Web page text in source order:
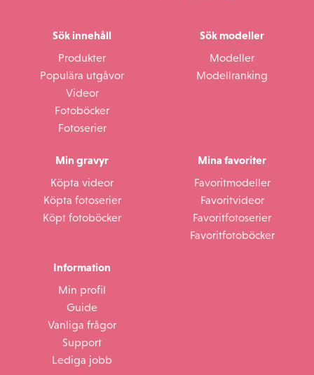
Sök innehåll
Produkter
Populära utgåvor
Videor
Fotoböcker
Fotoserier
Sök modeller
Modeller
Modellranking
Min gravyr
Köpta videor
Köpta fotoserier
Köpt fotoböcker
Mina favoriter
Favoritmodeller
Favoritvideor
Favoritfotoserier
Favoritfotoböcker
Information
Min profil
Guide
Vanliga frågor
Support
Lediga jobb